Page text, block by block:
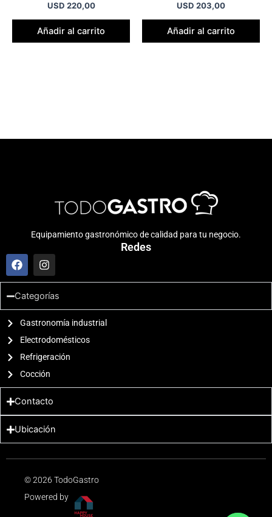
USD 220,00
Añadir al carrito
USD 203,00
Añadir al carrito
Equipamiento gastronómico de calidad para tu negocio.
Redes
F
a
c
e
b
o
o
k
I
n
s
t
a
g
r
a
m
Categorías
Gastronomía industrial
Electrodomésticos
Refrigeración
Cocción
Contacto
Ubicación
© 2026 TodoGastro
Powered by